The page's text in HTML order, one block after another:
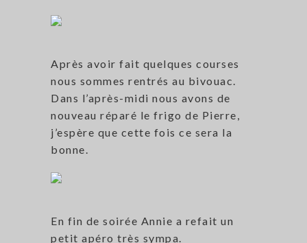
Après avoir fait quelques courses
nous sommes rentrés au bivouac.
Dans l’après-midi nous avons de
nouveau réparé le frigo de Pierre,
j’espère que cette fois ce sera la
bonne.
En fin de soirée Annie a refait un
petit apéro très sympa.